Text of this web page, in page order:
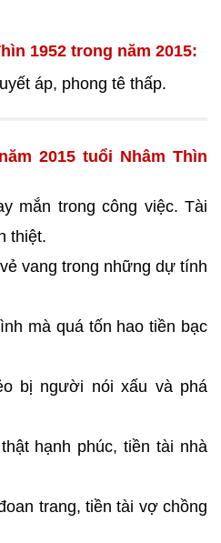
1952 trong năm 2015:
áp, phong tê thấp.
2015 tuổi Nhâm Thìn
mắn trong công việc. Tài
thiệt.
vang trong những dự tính
mà quá tốn hao tiền bạc
bị người nói xấu và phá
hạnh phúc, tiền tài nhà
trang, tiền tài vợ chồng